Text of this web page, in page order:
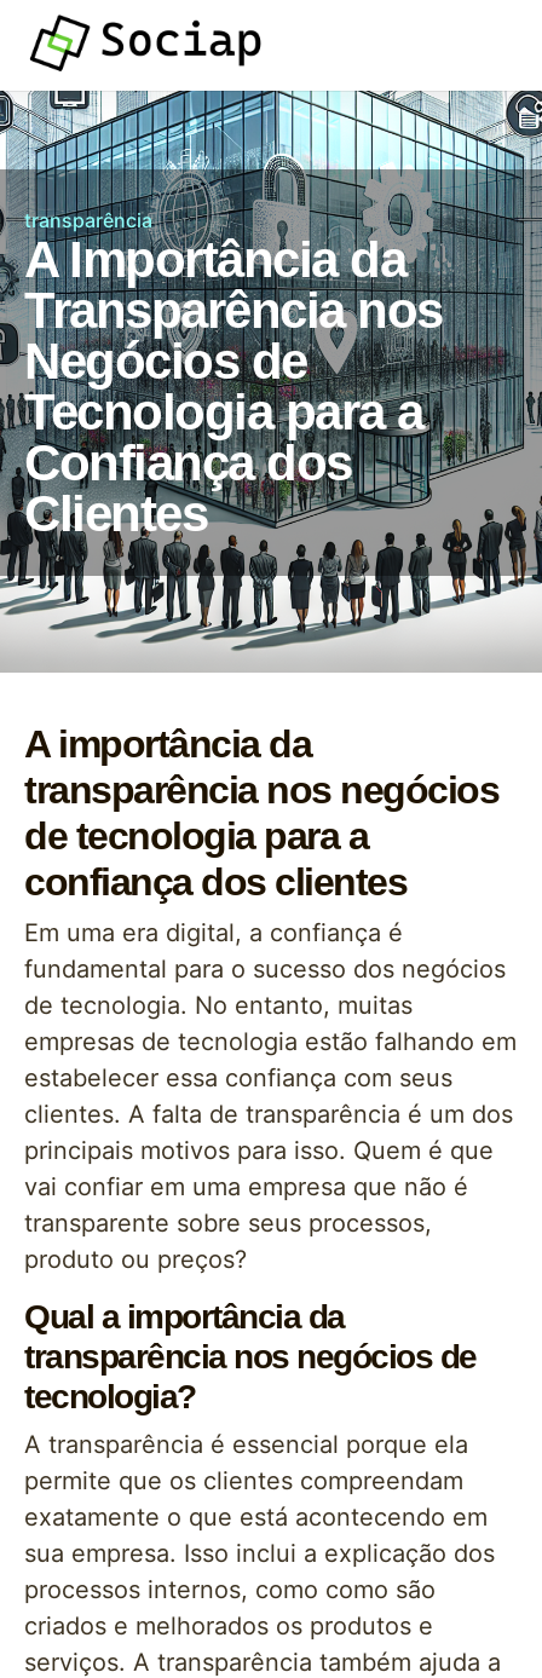
transparência
A Importância da
Transparência nos
Negócios de
Tecnologia para a
Confiança dos
Clientes
A importância da
transparência nos negócios
de tecnologia para a
confiança dos clientes
Em uma era digital, a confiança é
fundamental para o sucesso dos negócios
de tecnologia. No entanto, muitas
empresas de tecnologia estão falhando em
estabelecer essa confiança com seus
clientes. A falta de transparência é um dos
principais motivos para isso. Quem é que
vai confiar em uma empresa que não é
transparente sobre seus processos,
produto ou preços?
Qual a importância da
transparência nos negócios de
tecnologia?
A transparência é essencial porque ela
permite que os clientes compreendam
exatamente o que está acontecendo em
sua empresa. Isso inclui a explicação dos
processos internos, como como são
criados e melhorados os produtos e
serviços. A transparência também ajuda a